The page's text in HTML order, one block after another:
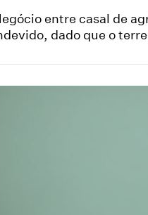
entre casal de
dado que o